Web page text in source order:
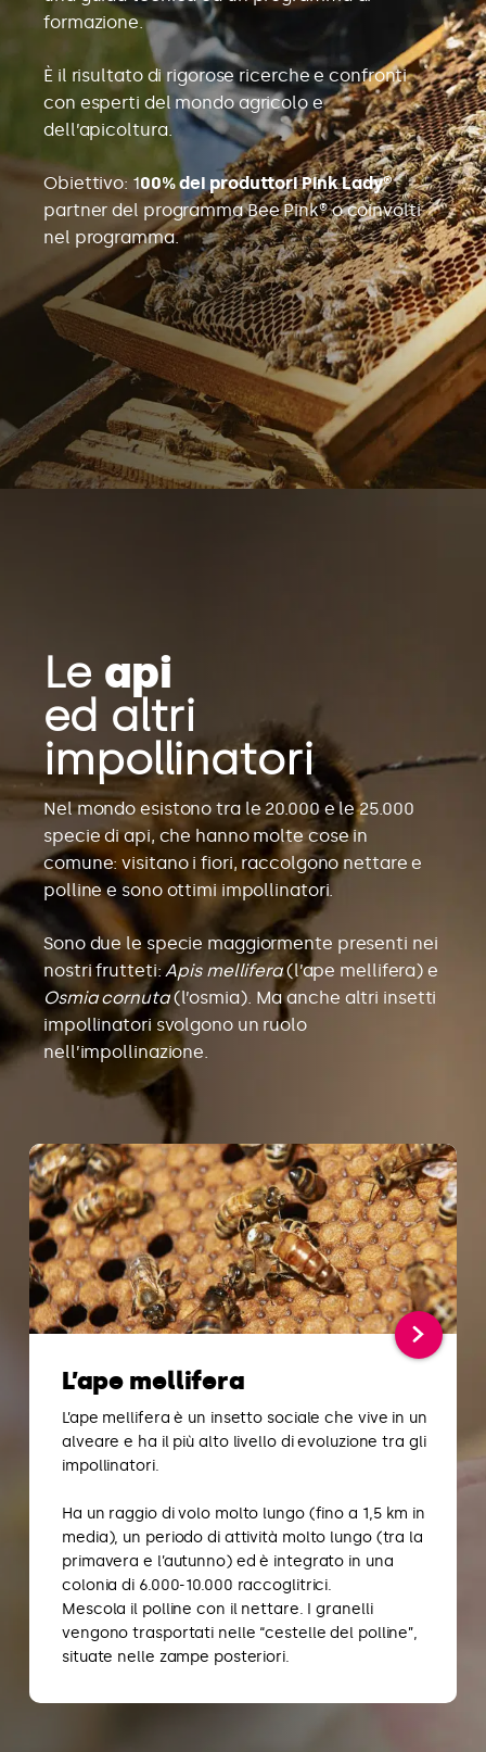
formazione.
È il risultato di rigorose ricerche e confronti
con esperti del mondo agricolo e
dell’apicoltura.
Obiettivo: 100% dei produttori Pink Lady®
partner del programma Bee Pink® o coinvolti
nel programma.
Le api
ed altri
impollinatori
Nel mondo esistono tra le 20.000 e le 25.000
specie di api, che hanno molte cose in
comune: visitano i fiori, raccolgono nettare e
polline e sono ottimi impollinatori.
Sono due le specie maggiormente presenti nei
nostri frutteti:Apis mellifera(l’ape mellifera) e
Osmia cornuta(l’osmia). Ma anche altri insetti
impollinatori svolgono un ruolo
nell’impollinazione.
L’ape mellifera
L’ape mellifera è un insetto sociale che vive in un
alveare e ha il più alto livello di evoluzione tra gli
impollinatori.
Ha un raggio di volo molto lungo (fino a 1,5 km in
media), un periodo di attività molto lungo (tra la
primavera e l’autunno) ed è integrato in una
colonia di 6.000-10.000 raccoglitrici.
Mescola il polline con il nettare. I granelli
vengono trasportati nelle “cestelle del polline”,
situate nelle zampe posteriori.